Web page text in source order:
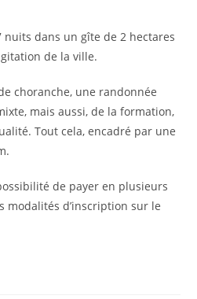
dans un gîte de 2 hectares
de la ville.
choranche, une randonnée
mais aussi, de la formation,
Tout cela, encadré par une
de payer en plusieurs
modalités d’inscription sur le